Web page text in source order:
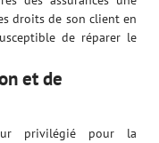
droits de son client en
de réparer le
et de
privilégié pour la